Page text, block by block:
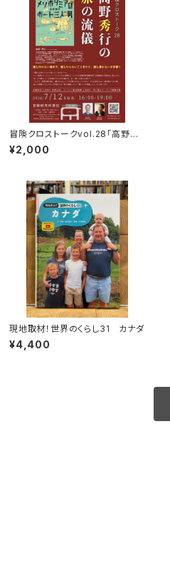
冒険クロストークvol.28「高野秀
行の旅の流儀」録画視聴権
¥2,000
現地取材！世界のくらし31 カナダ
¥4,400